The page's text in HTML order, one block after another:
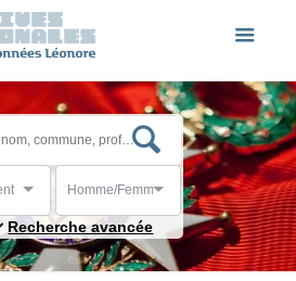
Homme/Femme
Recherche avancée